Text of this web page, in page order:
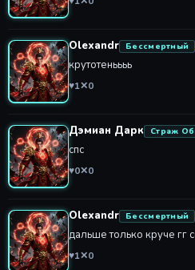
Olexandr Бессмертный
крутотеньььь
♥1✕0
Дэмиан Дарк Страж
спс
♥0✕0
Olexandr Бессмертный
дальше только круче гг
♥1✕0